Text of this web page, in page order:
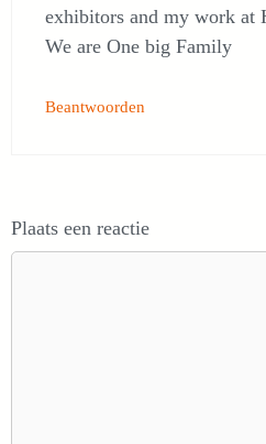
exhibitors and my work at
We are One big Family
Beantwoorden
Plaats een reactie